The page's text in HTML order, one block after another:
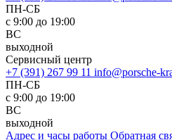
ПН-СБ
c 9:00 до 19:00
ВС
выходной
Сервисный центр
+7 (391) 267 99 11 info@porsche-
ПН-СБ
с 9:00 до 19:00
ВС
выходной
Адрес и часы работы Обратная